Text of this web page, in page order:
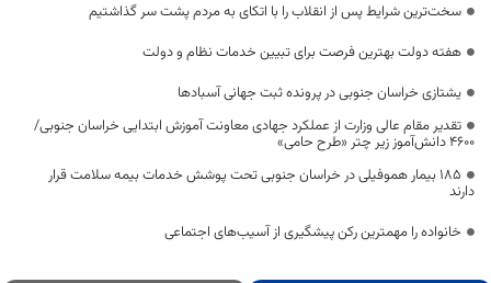
سخت‌ترین شرایط پس از انقلاب را با اتکای به مردم پشت سر گذاشتیم
هفته دولت بهترین فرصت برای تبیین خدمات نظام و دولت
یشتازی خراسان جنوبی در پرونده ثبت جهانی آسبادها
تقدیر مقام عالی وزارت از عملکرد جهادی معاونت آموزش ابتدایی خراسان جنوبی/
۴۶۰۰ دانش‌آموز زیر چتر «طرح حامی»
۱۸۵ بیمار هموفیلی در خراسان جنوبی تحت پوشش خدمات بیمه سلامت قرار
دارند
خانواده را مهمترین رکن پیشگیری از آسیب‌های اجتماعی